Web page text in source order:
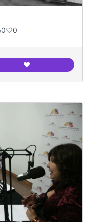
0 0
❤️Nodo del